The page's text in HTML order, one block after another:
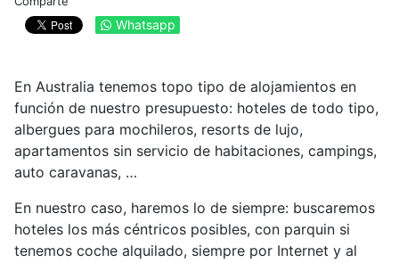
Whatsapp
En Australia tenemos topo tipo de alojamientos en
función de nuestro presupuesto: hoteles de todo tipo,
albergues para mochileros, resorts de lujo,
apartamentos sin servicio de habitaciones, campings,
auto caravanas, …
En nuestro caso, haremos lo de siempre: buscaremos
hoteles los más céntricos posibles, con parquin si
tenemos coche alquilado, siempre por Internet y al